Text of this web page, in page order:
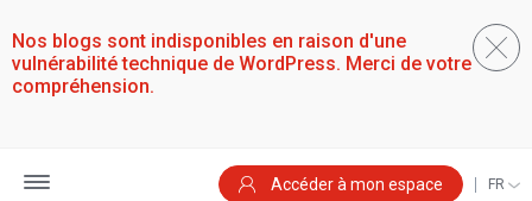
au
contenu
principal
Nos blogs sont indisponibles en raison d'une
vulnérabilité technique de WordPress. Merci de votre
compréhension.
Accéder à mon espace